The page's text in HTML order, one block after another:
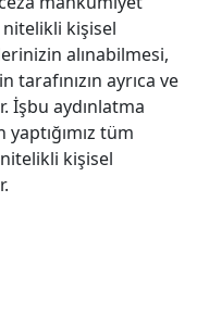
kişisel
alınabilmesi,
ayrıca ve
İşbu aydınlatma
tüm
kişisel